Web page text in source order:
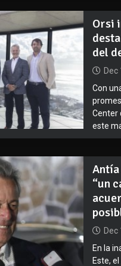
Orsi
del
Dec
Con
Center
este
Antía
“un
Dec
En la
Este,